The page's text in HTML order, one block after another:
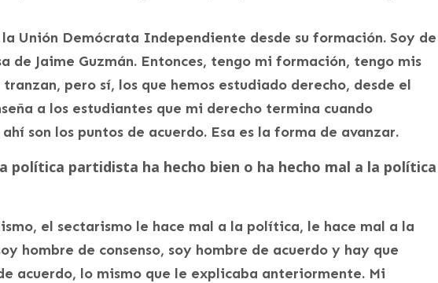
Unión Demócrata Independiente desde su formación. Soy de
de Jaime Guzmán. Entonces, tengo mi formación, tengo mis
pero sí, los que hemos estudiado derecho, desde el
a los estudiantes que mi derecho termina cuando
son los puntos de acuerdo. Esa es la forma de avanzar.
política partidista ha hecho bien o ha hecho mal a la política
el sectarismo le hace mal a la política, le hace mal a la
hombre de consenso, soy hombre de acuerdo y hay que
acuerdo, lo mismo que le explicaba anteriormente. Mi